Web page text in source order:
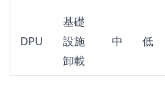
DPU
基礎
設施
卸載
中 低